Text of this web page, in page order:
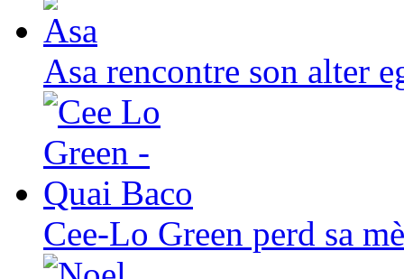
Asa rencontre son alter
Cee-Lo Green perd sa